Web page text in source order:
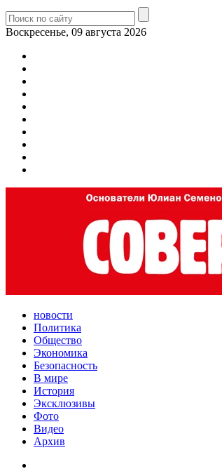
Воскресенье, 09 августа 2026
новости
Политика
Общество
Экономика
Безопасность
В мире
История
Эксклюзивы
Фото
Видео
Архив